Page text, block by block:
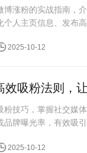
博涨粉的实战指南，
个人主页信息、发布
2025-10-12
效吸粉法则，
粉技巧，掌握社交媒
牌曝光率，有效吸引
2025-10-12